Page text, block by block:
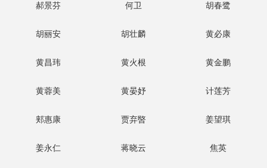
郝景芬 何卫 胡春鹭
胡丽安 胡壮麟 黄必康
黄昌玮 黄火根 黄金鹏
黄蓉美 黄晏妤 计莲芳
郏惠康 贾弃暋 姜望琪
姜永仁 蒋晓云 焦英